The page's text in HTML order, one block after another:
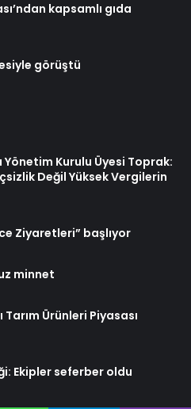
kapsamlı gıda
görüştü
Yönetim Kurulu Üyesi Toprak:
Değil Yüksek Vergilerin
Ziyaretleri” başlıyor
minnet
Tarım Ürünleri Piyasası
Ekipler seferber oldu